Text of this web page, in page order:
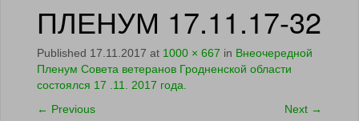
ПЛЕНУМ 17.11.17-32
Published 17.11.2017 at 1000 × 667 in Внеочередной
Пленум Совета ветеранов Гродненской области
состоялся 17 .11. 2017 года.
← Previous Next →